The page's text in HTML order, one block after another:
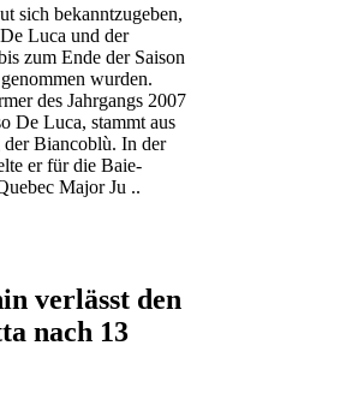
sich bekanntzugeben,
Luca und der
zum Ende der Saison
wurden.
des Jahrgangs 2007
De Luca, stammt aus
Biancoblù. In der
er für die Baie-
Major Ju ..
verlässt den
nach 13